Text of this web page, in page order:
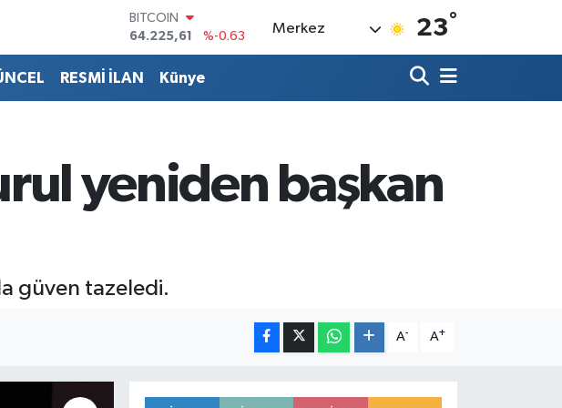
64.225,61
DOLAR
47,7143
%0.16
EURO
6574.81
%1.44
BİST100
13.799
%70
Merkez 23°
RESMİ İLAN Künye
yeniden başkan
güven tazeledi.
A- A+